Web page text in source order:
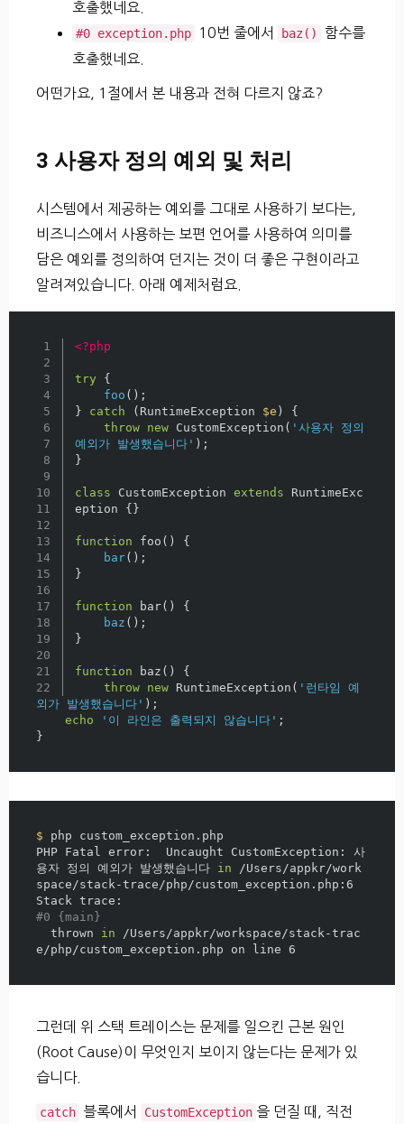
호출했네요.
#0 exception.php
10번 줄에서 baz()
함수를
호출했네요.
어떤가요, 1절에서 본 내용과 전혀 다르지 않죠?
3 사용자 정의 예외 및 처리
시스템에서 제공하는 예외를 그대로 사용하기 보다는,
비즈니스에서 사용하는 보편 언어를 사용하여 의미를
담은 예외를 정의하여 던지는 것이 더 좋은 구현이라고
알려져있습니다. 아래 예제처럼요.
1
2
3
4
5
6
7
8
9
10
11
12
13
14
15
16
17
18
19
20
21
<?php
try
{
foo ();
}
catch ( RuntimeException $e )
{
throw new CustomException ( '사용자 정의
예외가 발생했습니다' );
}
class CustomException extends
RuntimeExc
eption
{}
function foo ()
{
bar();
}
function bar()
{
baz ();
}
function baz ()
{
throw new RuntimeException ( '런타임 예
외가 발생했습니다' );
echo
'이 라인은 출력되지 않습니다' ;
}
$ php custom_exception.php
PHP Fatal error:  Uncaught CustomException: 사
용자 정의 예외가 발생했습니다 in /Users/appkr/work
space/stack-trace/php/custom_exception.php:6
#0 {main}
  thrown
in /Users/appkr/workspace/stack-trac
그런데 위 스택 트레이스는 문제를 일으킨 근본 원인
(Root Cause)이 무엇인지 보이지 않는다는 문제가 있
습니다.
catch 블록에서 CustomException 을 던질 때, 직전